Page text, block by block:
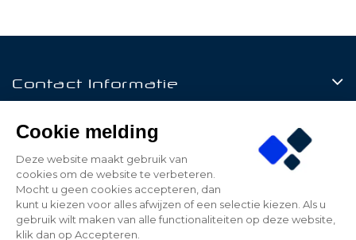
Contact Informatie
Mijn Account
Cookie melding
Deze website maakt gebruik van
cookies om de website te verbeteren.
Mocht u geen cookies accepteren, dan
kunt u kiezen voor alles afwijzen of een selectie kiezen. Als u
gebruik wilt maken van alle functionaliteiten op deze website,
klik dan op Accepteren.